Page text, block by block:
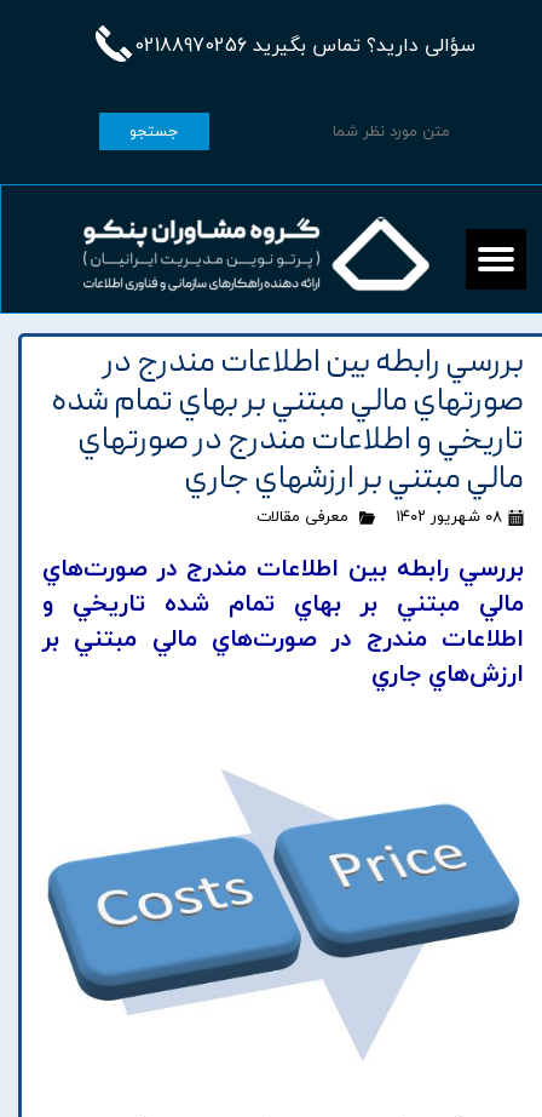
سؤالی دارید؟ تماس بگیرید 02188970256
جستجو
بررسي رابطه بين اطلاعات مندرج در
صورتهاي مالي مبتني بر بهاي تمام شده
تاريخي و اطلاعات مندرج در صورتهاي
مالي مبتني بر ارزشهاي جاري
۰۸ شهریور ۱۴۰۲ معرفی مقالات
بررسي رابطه بين اطلاعات مندرج در صورت‌هاي
مالي مبتني بر بهاي تمام شده تاريخي و
اطلاعات مندرج در صورت‌هاي مالي مبتني بر
ارزش‌هاي جاري